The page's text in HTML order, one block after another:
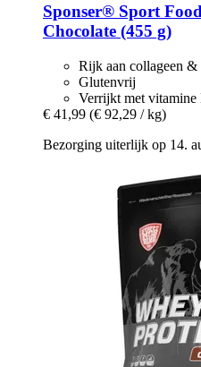
Sponser® Sport
Chocolate (455 g)
Rijk aan collageen
Glutenvrij
Verrijkt met vitamine
€ 41,99 (€ 92,29 / kg)
Bezorging uiterlijk op 14.